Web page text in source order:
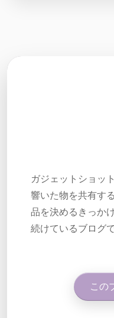
ガジェットショッ
響いた物を共有す
品を決めるきっか
続けているブログで
この